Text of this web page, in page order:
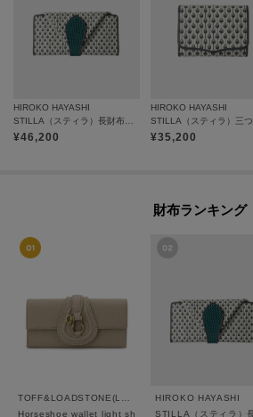
HIROKO HAYASHI
¥46,200
HIROKO HAYASHI
¥35,200
財布ランキング
Horseshoe wallet light shrink（ホースシュー ウォレ
HIROKO HAYASHI
STILLA（スティラ）